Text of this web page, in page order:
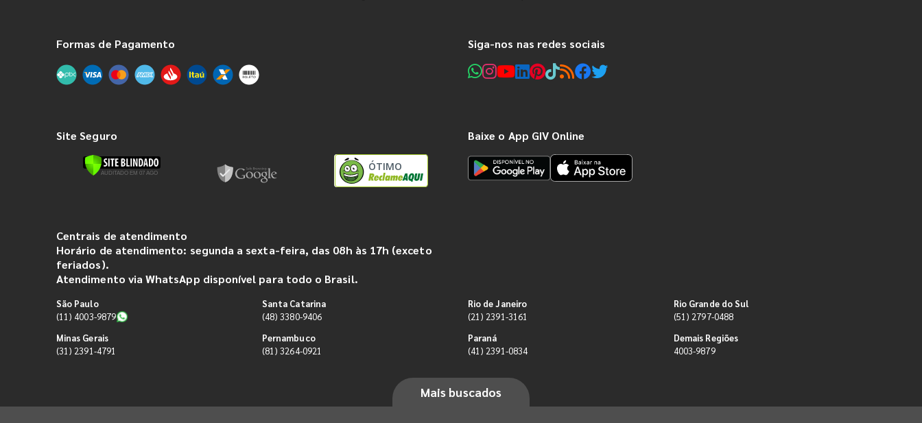
Formas de Pagamento Siga-nos nas redes sociais
Site Seguro
ÓTIMO
Baixe o App GIV Online
Centrais de atendimento
Horário de atendimento: segunda a sexta-feira, das 08h às 17h (exceto
feriados).
Atendimento via WhatsApp disponível para todo o Brasil.
São Paulo
(11) 4003-9879
Minas Gerais
(31) 2391-4791
Santa Catarina
(48) 3380-9406
Pernambuco
(81) 3264-0921
Rio de Janeiro
(21) 2391-3161
Paraná
(41) 2391-0834
Rio Grande do Sul
(51) 2797-0488
Demais Regiões
4003-9879
Mais buscados